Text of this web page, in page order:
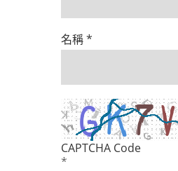
名稱*
CAPTCHA Code
*